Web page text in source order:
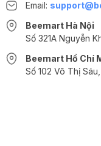
Email:
Beemart Hà Nội
Số 321A Nguyễn
Beemart Hồ Chí
Số 102 Võ Thị